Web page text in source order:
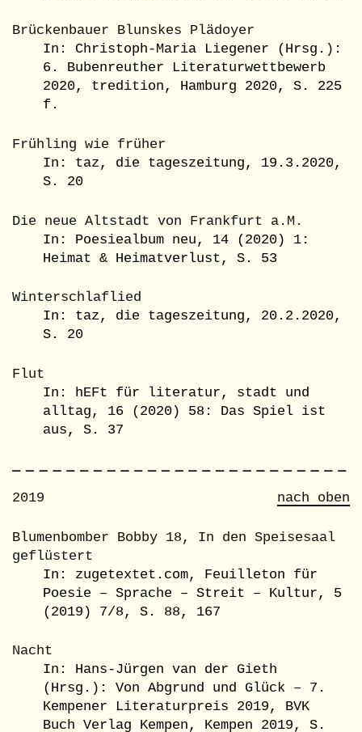
Brückenbauer Blunskes Plädoyer
In: Christoph-Maria Liegener (Hrsg.):
6. Bubenreuther Literaturwettbewerb
2020, tredition, Hamburg 2020, S. 225
f.
Frühling wie früher
In: taz, die tageszeitung, 19.3.2020,
S. 20
Die neue Altstadt von Frankfurt a.M.
In: Poesiealbum neu, 14 (2020) 1:
Heimat & Heimatverlust, S. 53
Winterschlaflied
In: taz, die tageszeitung, 20.2.2020,
S. 20
Flut
In: hEFt für literatur, stadt und
alltag, 16 (2020) 58: Das Spiel ist
aus, S. 37
2019 nach oben
Blumenbomber Bobby 18, In den Speisesaal
geflüstert
In: zugetextet.com, Feuilleton für
Poesie – Sprache – Streit – Kultur, 5
(2019) 7/8, S. 88, 167
Nacht
In: Hans-Jürgen van der Gieth
(Hrsg.): Von Abgrund und Glück – 7.
Kempener Literaturpreis 2019, BVK
Buch Verlag Kempen, Kempen 2019, S.